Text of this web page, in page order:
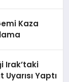
Kaza
Irak’taki
Yaptı